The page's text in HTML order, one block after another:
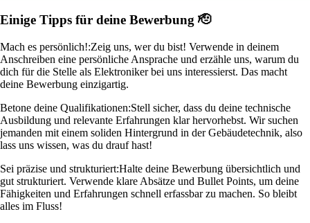
Einige Tipps für deine Bewerbung 🫡
Mach es persönlich!:Zeig uns, wer du bist! Verwende in deinem
Anschreiben eine persönliche Ansprache und erzähle uns, warum du
dich für die Stelle als Elektroniker bei uns interessierst. Das macht
deine Bewerbung einzigartig.
Betone deine Qualifikationen:Stell sicher, dass du deine technische
Ausbildung und relevante Erfahrungen klar hervorhebst. Wir suchen
jemanden mit einem soliden Hintergrund in der Gebäudetechnik, also
lass uns wissen, was du drauf hast!
Sei präzise und strukturiert:Halte deine Bewerbung übersichtlich und
gut strukturiert. Verwende klare Absätze und Bullet Points, um deine
Fähigkeiten und Erfahrungen schnell erfassbar zu machen. So bleibt
alles im Fluss!